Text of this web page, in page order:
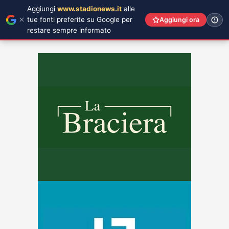
Aggiungi www.stadionews.it alle
tue fonti preferite su Google per
restare sempre informato
Aggiungi ora